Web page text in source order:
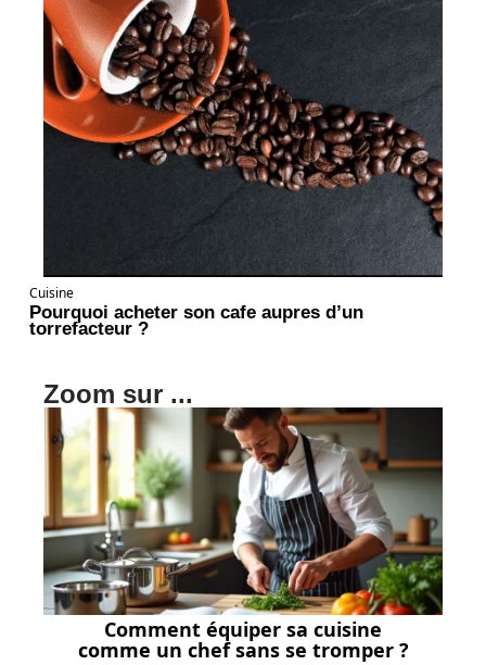
Cuisine
Pourquoi acheter son cafe aupres d’un
torrefacteur ?
Zoom sur ...
Comment équiper sa cuisine
comme un chef sans se tromper ?